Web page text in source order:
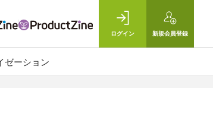
ログイン 新規会員登録
ゼーション